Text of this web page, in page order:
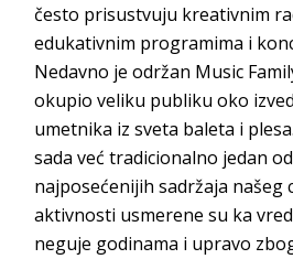
često prisustvuju kreativnim
edukativnim programima i
Nedavno je održan Music
okupio veliku publiku oko
umetnika iz sveta baleta i plesa.
sada već tradicionalno jedan
najposećenijih sadržaja našeg
aktivnosti usmerene su ka
neguje godinama i upravo